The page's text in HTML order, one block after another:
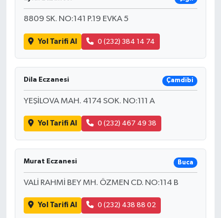
8809 SK. NO:141 P.19 EVKA 5
Yol Tarifi Al 0 (232) 384 14 74
Dila Eczanesi Çamdibi
YEŞİLOVA MAH. 4174 SOK. NO:111 A
Yol Tarifi Al 0 (232) 467 49 38
Murat Eczanesi Buca
VALİ RAHMİ BEY MH. ÖZMEN CD. NO:114 B
Yol Tarifi Al 0 (232) 438 88 02